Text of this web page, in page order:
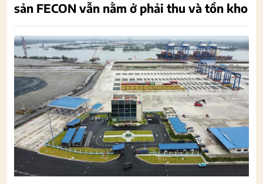
sản FECON vẫn nằm ở phải thu và tồn kho